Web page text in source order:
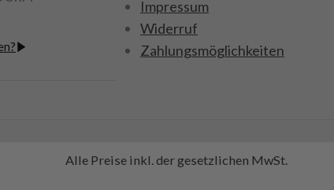
Impressum
Widerruf
Zahlungsmöglichkeiten
Alle Preise inkl. der gesetzlichen MwSt.